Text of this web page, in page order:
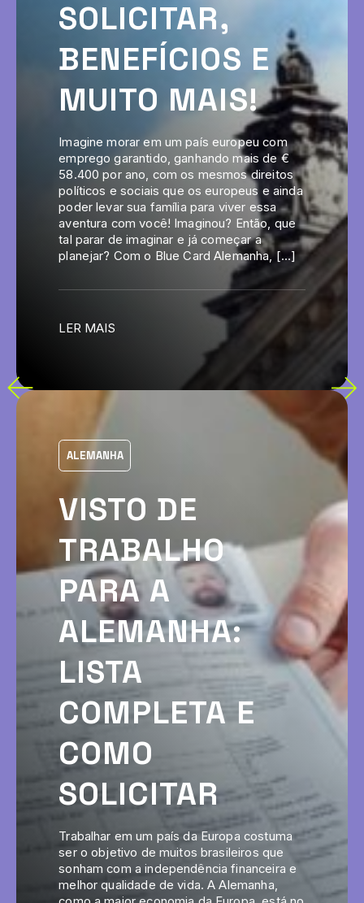
SOLICITAR,
BENEFÍCIOS E
MUITO MAIS!
Imagine morar em um país europeu com
emprego garantido, ganhando mais de €
58.400 por ano, com os mesmos direitos
políticos e sociais que os europeus e ainda
poder levar sua família para viver essa
aventura com você! Imaginou? Então, que
tal parar de imaginar e já começar a
planejar? Com o Blue Card Alemanha, […]
LER MAIS
ALEMANHA
VISTO DE
TRABALHO
PARA A
ALEMANHA:
LISTA
COMPLETA E
COMO
SOLICITAR
Trabalhar em um país da Europa costuma
ser o objetivo de muitos brasileiros que
sonham com a independência financeira e
melhor qualidade de vida. A Alemanha,